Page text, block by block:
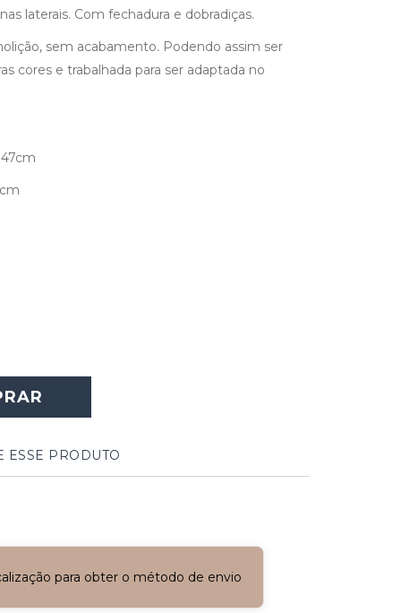
laterais. Com fechadura e dobradiças.
sem acabamento. Podendo assim ser
cores e trabalhada para ser adaptada no
ESSE PRODUTO
para obter o método de envio